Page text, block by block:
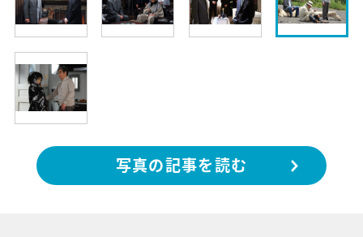
写真の記事を読む